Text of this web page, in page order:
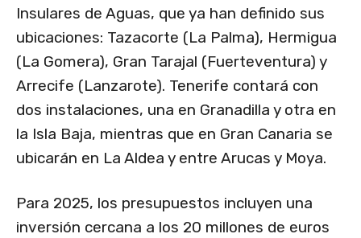
Insulares de Aguas, que ya han definido sus
ubicaciones: Tazacorte (La Palma), Hermigua
(La Gomera), Gran Tarajal (Fuerteventura) y
Arrecife (Lanzarote). Tenerife contará con
dos instalaciones, una en Granadilla y otra en
la Isla Baja, mientras que en Gran Canaria se
ubicarán en La Aldea y entre Arucas y Moya.
Para 2025, los presupuestos incluyen una
inversión cercana a los 20 millones de euros